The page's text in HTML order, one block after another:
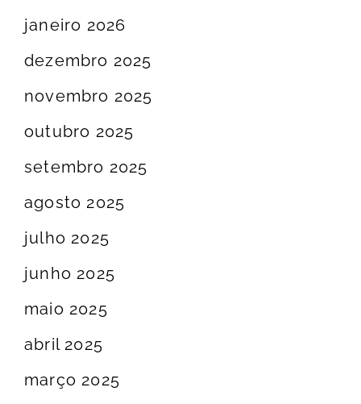
janeiro 2026
dezembro 2025
novembro 2025
outubro 2025
setembro 2025
agosto 2025
julho 2025
junho 2025
maio 2025
abril 2025
março 2025